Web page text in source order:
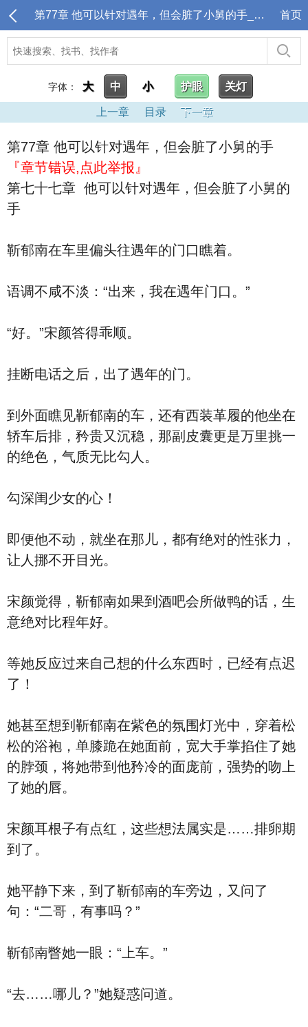
第77章 他可以针对遇年，但会脏了小舅的手_骄矜美人撩上火，渣男小舅他连夜修男德 首页
字体： 大 中 小 护眼 关灯
上一章 目录 下一章
第77章 他可以针对遇年，但会脏了小舅的手
『章节错误,点此举报』
第七十七章 他可以针对遇年，但会脏了小舅的
手
靳郁南在车里偏头往遇年的门口瞧着。
语调不咸不淡：“出来，我在遇年门口。”
“好。”宋颜答得乖顺。
挂断电话之后，出了遇年的门。
到外面瞧见靳郁南的车，还有西装革履的他坐在
轿车后排，矜贵又沉稳，那副皮囊更是万里挑一
的绝色，气质无比勾人。
勾深闺少女的心！
即便他不动，就坐在那儿，都有绝对的性张力，
让人挪不开目光。
宋颜觉得，靳郁南如果到酒吧会所做鸭的话，生
意绝对比程年好。
等她反应过来自己想的什么东西时，已经有点迟
了！
她甚至想到靳郁南在紫色的氛围灯光中，穿着松
松的浴袍，单膝跪在她面前，宽大手掌掐住了她
的脖颈，将她带到他矜冷的面庞前，强势的吻上
了她的唇。
宋颜耳根子有点红，这些想法属实是……排卵期
到了。
她平静下来，到了靳郁南的车旁边，又问了
句：“二哥，有事吗？”
靳郁南瞥她一眼：“上车。”
“去……哪儿？”她疑惑问道。